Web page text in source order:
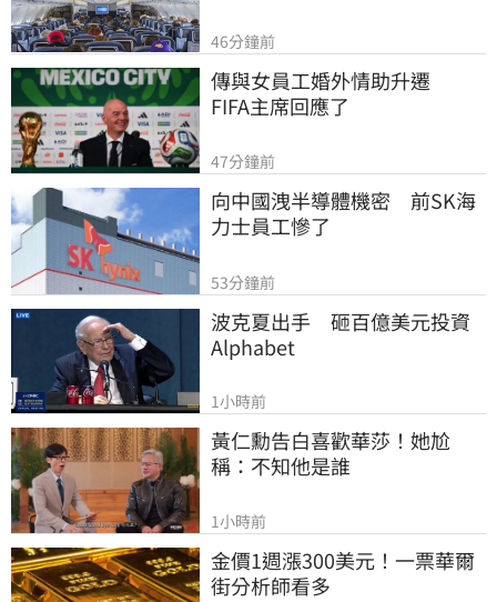
46分鐘前
傳與女員工婚外情助升遷
FIFA主席回應了
47分鐘前
向中國洩半導體機密　前SK海
力士員工慘了
53分鐘前
波克夏出手　砸百億美元投資
Alphabet
1小時前
黃仁勳告白喜歡華莎！她尬
稱：不知他是誰
1小時前
金價1週漲300美元！一票華爾
街分析師看多